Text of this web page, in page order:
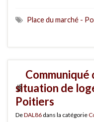
Place du marché -
Communiqué
situation de
Poitiers
DeDAL86 dans la catégorie